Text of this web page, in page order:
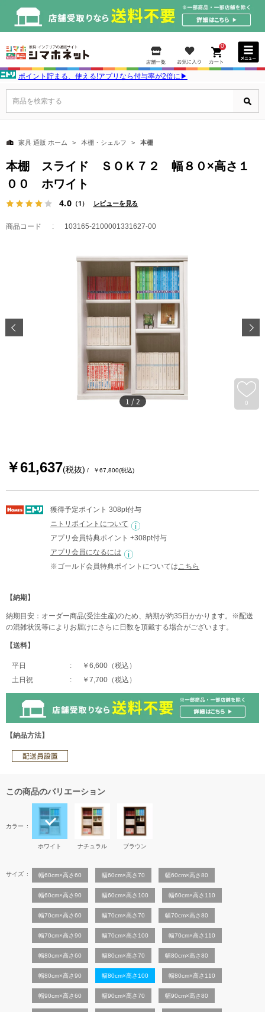
0
ポイント貯まる、使える!アプリなら付与率が2倍に▶
商品を検索する
家具 通販 ホーム 本棚・シェルフ 本棚
本棚 スライド ＳＯＫ７２ 幅８０×高さ１
００ ホワイト
4.0（1） レビューを見る
商品コード 103165-2100001331627-00
0
1 /2
￥61,637(税抜) ￥67,800(税込)
獲得予定ポイント 308pt付与
ニトリポイントについて
アプリ会員特典ポイント +308pt付与
アプリ会員になるには
※ゴールド会員特典ポイントについては こちら
【納期】
納期目安：オーダー商品(受注生産)のため、納期が約35日かかります。※配送
の混雑状況等によりお届けにさらに日数を頂戴する場合がございます。
【送料】
平日
￥6,600（税込）
土日祝
￥7,700（税込）
【納品方法】
この商品のバリエーション
カラー
ホワイト ナチュラル ブラウン
サイズ 幅60cm×高さ60 幅60cm×高さ70 幅60cm×高さ80
幅60cm×高さ90 幅60cm×高さ100 幅60cm×高さ110
幅70cm×高さ60 幅70cm×高さ70 幅70cm×高さ80
幅70cm×高さ90 幅70cm×高さ100 幅70cm×高さ110
幅80cm×高さ60 幅80cm×高さ70 幅80cm×高さ80
幅80cm×高さ90 幅80cm×高さ100 幅80cm×高さ110
幅90cm×高さ60 幅90cm×高さ70 幅90cm×高さ80